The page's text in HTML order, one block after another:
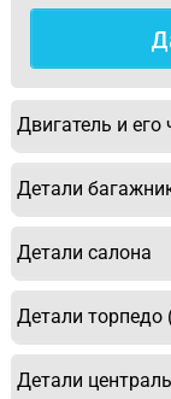
Двигатель и его
Детали
Детали салона
Детали торпедо
Детали